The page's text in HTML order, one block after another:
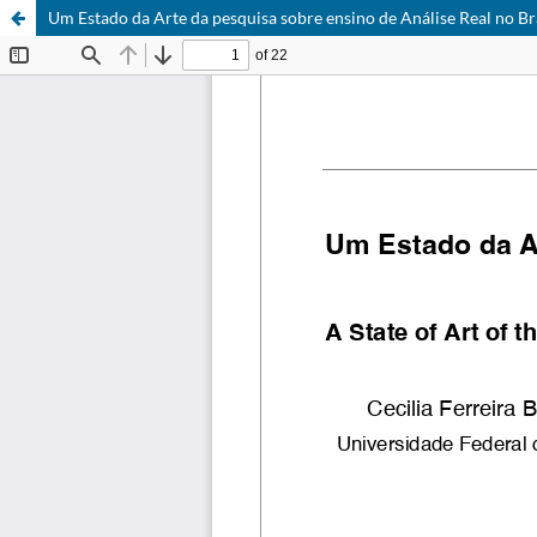
Um Estado da Arte da pesquisa sobre ensino de Análise Real no